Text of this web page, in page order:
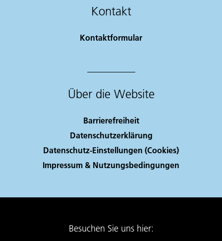
Kontakt
Kontaktformular
Über die Website
Barrierefreiheit
Datenschutzerklärung
Datenschutz-Einstellungen (Cookies)
Impressum & Nutzungsbedingungen
Besuchen Sie uns hier: